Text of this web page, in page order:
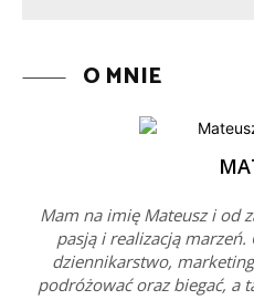
O MNIE
Mam na imię Mateusz i od
pasją i realizacją
dziennikarstwo,
podróżować oraz biegać, a